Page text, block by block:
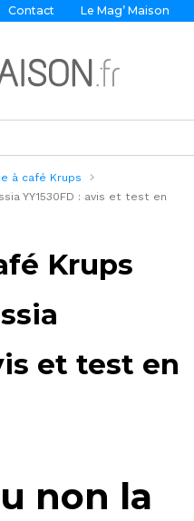
Contact Le Mag’ Maison
à café Krups
YY1530FD : avis et test en
Krups
et test en
non la